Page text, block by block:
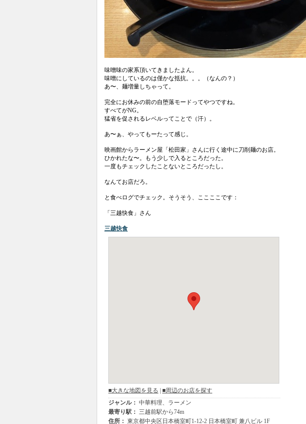
味噌味の家系頂いてきましたよん。
味噌にしているのは僅かな抵抗。。。（なんの？）
あ〜、麺増量しちゃって。
完全にお休みの前の自堕落モードってやつですね。
すべてがNG。
猛省を促されるレベルってことで（汗）。
あ〜ぁ、やってもーたって感じ。
映画館からラーメン屋「松田家」さんに行く途中に刀削麺のお店。
ひかれたな〜。もう少しで入るところだった。
一度もチェックしたことないところだったし。
なんてお店だろ。
と食べログでチェック。そうそう、ここここです：
「三越快食」さん
三越快食